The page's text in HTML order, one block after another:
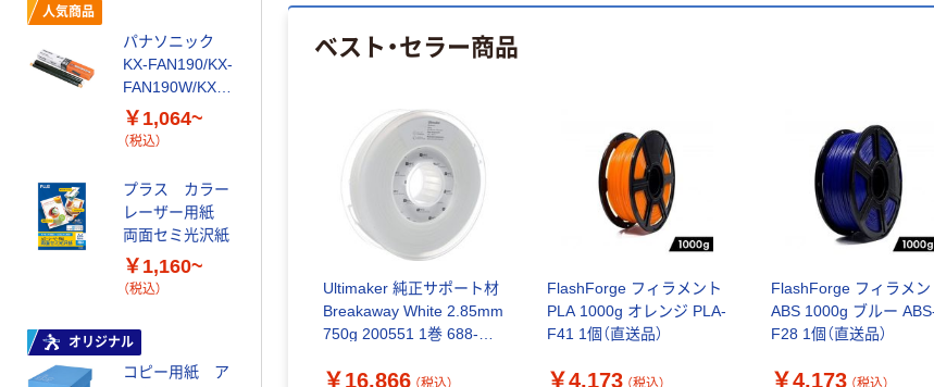
ベスト・セラー商品
Ultimaker 純正サポート材
Breakaway White 2.85mm
750g 200551 1巻 688-
￥16,866 （税込）
FlashForge フィラメント
PLA 1000g オレンジ PLA-
F41 1個（直送品）
￥4,173 （税込）
FlashForge フィラメン
ABS 1000g ブルー
F28 1個（直送品）
￥4,173 （税込）
人気商品
パナソニック
KX-FAN190/KX-
FAN190W/KX-
FAN191シリー
ズ
￥1,064~
（税込）
プラス カラー
レーザー用紙
両面セミ光沢紙
￥1,160~
（税込）
オリジナル
コピー用紙 ア
本気プライス
ブラザー（純
正）
シリーズ
￥1,529~
（税込）
エプソン
(EPSON) 74(方
ンクカートリッ
ジ
￥1,070~
（税込）
オリジナル
オリジナル
めらか高白色タ
イプ）
オリジナル
コピー用紙 マ
ルチペーパー
スーパーホワイ
品
￥459~ （税込）
本気プライス
ブラザー 【ブラ
オリジナル
準色タイプ）